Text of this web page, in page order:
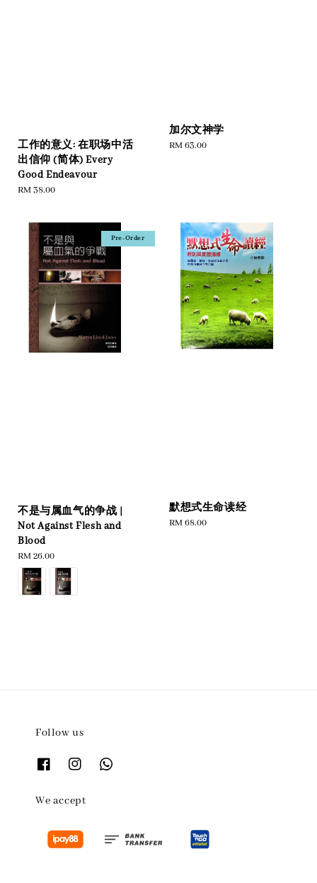
工作的意义: 在职场中活
出信仰 (简体) Every
Good Endeavour
Regular
RM 38.00
加尔文神学
Regular
RM 63.00
Pre-Order
不是与属血气的争战 |
Not Against Flesh and
Blood
Regular
price
RM 26.00
默想式生命读经
Regular
RM 68.00
Follow us
We accept